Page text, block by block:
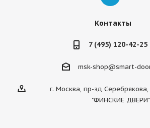
Контакты
7 (495) 120-42-25
msk-shop@smart-
г. Москва, пр-зд
"ФИНСКИЕ ДВЕРИ"